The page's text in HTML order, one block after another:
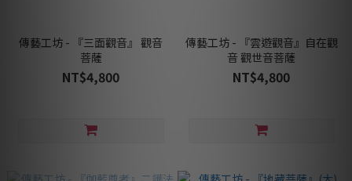
傳藝工坊 - 『三面觀音』 觀音
菩薩
NT$4,800
傳藝工坊 - 『雲遊觀音』自在觀
音 觀世音菩薩
NT$4,800